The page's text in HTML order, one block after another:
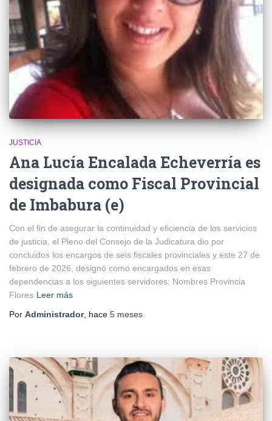
JUSTICIA
Ana Lucía Encalada Echeverría es
designada como Fiscal Provincial
de Imbabura (e)
Con el fin de asegurar la continuidad y eficiencia de los servicios
de justicia, el Pleno del Consejo de la Judicatura dio por
concluidos los encargos de seis fiscales provinciales y este 27 de
febrero de 2026, designó como encargados en esas
dependencias a los siguientes servidores: Nombres Provincia
Flores Leer más
Por Administrador, hace 5 meses